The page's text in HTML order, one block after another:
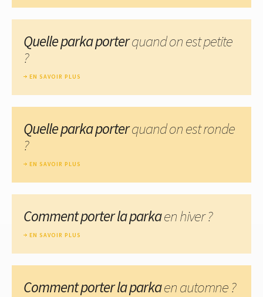
Quelle parka porterquand on est petite
?
EN SAVOIR PLUS
Quelle parka porterquand on est ronde
?
EN SAVOIR PLUS
Comment porter la parkaen hiver ?
EN SAVOIR PLUS
Comment porter la parkaen automne ?